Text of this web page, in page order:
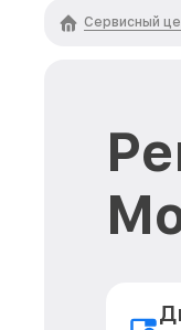
Сервисный